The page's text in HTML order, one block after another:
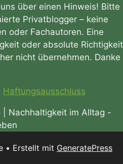
über einen Hinweis! Bitte
Privatblogger – keine
oder Fachautoren. Eine
oder absolute Richtigkeit
nicht übernehmen. Danke
Haftungsausschluss
• Erstellt mit GeneratePress